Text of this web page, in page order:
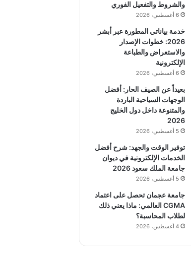
والشروط والتفعيل الفوري
6 أغسطس، 2026
خدمة بياناتي المطورة عبر أبشر
2026: خطوات الإصدار
والاستعراض والطباعة
الإلكترونية
6 أغسطس، 2026
بعيداً عن الصيف الحار: أفضل
الوجهات السياحية الباردة
والمتنوعة داخل دول الخليج
2026
5 أغسطس، 2026
توفير الوقت والجهد: شرح أفضل
الخدمات الإلكترونية في ديوان
جامعة الملك سعود 2026
5 أغسطس، 2026
جامعة عجمان تحصل على اعتماد
CGMA العالمي: ماذا يعني ذلك
لطلاب المحاسبة؟
4 أغسطس، 2026